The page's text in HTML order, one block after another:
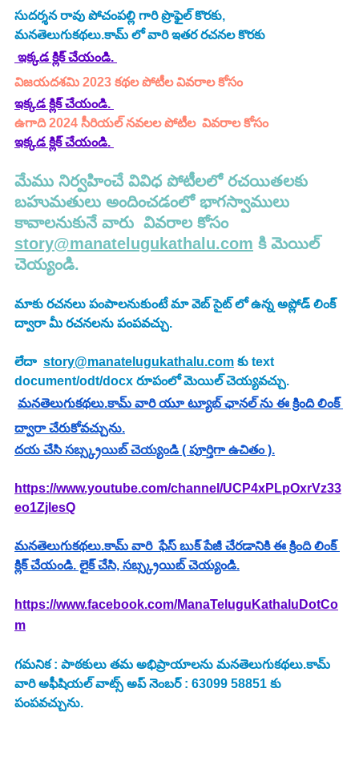
సుదర్శన రావు పోచంపల్లి గారి ప్రొఫైల్ కొరకు,
మనతెలుగుకథలు.కామ్ లో వారి ఇతర రచనల కొరకు
ఇక్కడ క్లిక్ చేయండి.
విజయదశమి 2023 కథల పోటీల వివరాల కోసం
ఇక్కడ క్లిక్ చేయండి.
ఉగాది 2024 సీరియల్ నవలల పోటీల  వివరాల కోసం
ఇక్కడ క్లిక్ చేయండి.
మేము నిర్వహించే వివిధ పోటీలలో రచయితలకు
బహుమతులు అందించడంలో భాగస్వాములు
కావాలనుకునే వారు  వివరాల కోసం
story@manatelugukathalu.com కి మెయిల్
చెయ్యండి.
మాకు రచనలు పంపాలనుకుంటే మా వెబ్ సైట్ లో ఉన్న అప్లోడ్ లింక్
ద్వారా మీ రచనలను పంపవచ్చు.
లేదా story@manatelugukathalu.com కు text
document/odt/docx రూపంలో మెయిల్ చెయ్యవచ్చు.
మనతెలుగుకథలు.కామ్ వారి యూ ట్యూబ్ ఛానల్ ను ఈ క్రింది లింక్
ద్వారా చేరుకోవచ్చును.
దయ చేసి సబ్స్క్రయిబ్ చెయ్యండి ( పూర్తిగా ఉచితం ).
https://www.youtube.com/channel/UCP4xPLpOxrVz33
eo1ZjlesQ
మనతెలుగుకథలు.కామ్ వారి  ఫేస్ బుక్ పేజీ చేరడానికి ఈ క్రింది లింక్
క్లిక్ చేయండి. లైక్ చేసి, సబ్స్క్రయిబ్ చెయ్యండి.
https://www.facebook.com/ManaTeluguKathaluDotCo
m
గమనిక : పాఠకులు తమ అభిప్రాయాలను మనతెలుగుకథలు.కామ్
వారి అఫీషియల్ వాట్స్ అప్ నెంబర్ : 63099 58851 కు
పంపవచ్చును.